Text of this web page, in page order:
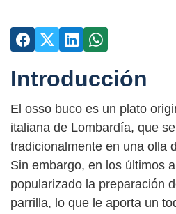
Introducción
El osso buco es un plato
italiana de Lombardía, que
tradicionalmente en una olla
Sin embargo, en los últimos
popularizado la preparación
parrilla, lo que le aporta un